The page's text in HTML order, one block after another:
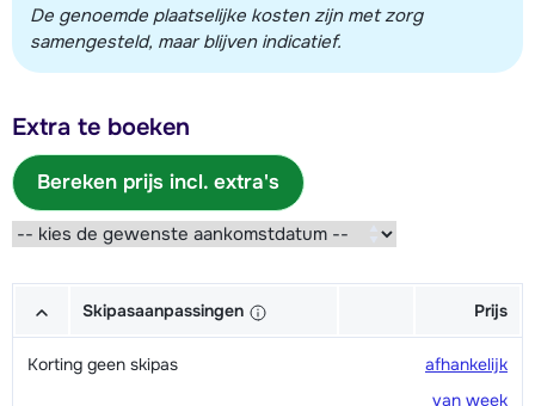
De genoemde plaatselijke kosten zijn met zorg
samengesteld, maar blijven indicatief.
Extra te boeken
Bereken prijs incl. extra's
Skipasaanpassingen Prijs
Korting geen skipas
afhankelijk
van week